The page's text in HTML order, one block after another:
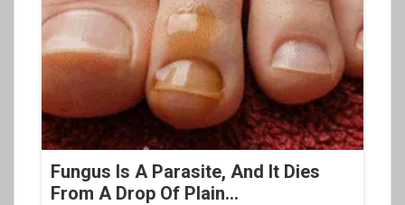
Fungus Is A Parasite, And It Dies
From A Drop Of Plain...